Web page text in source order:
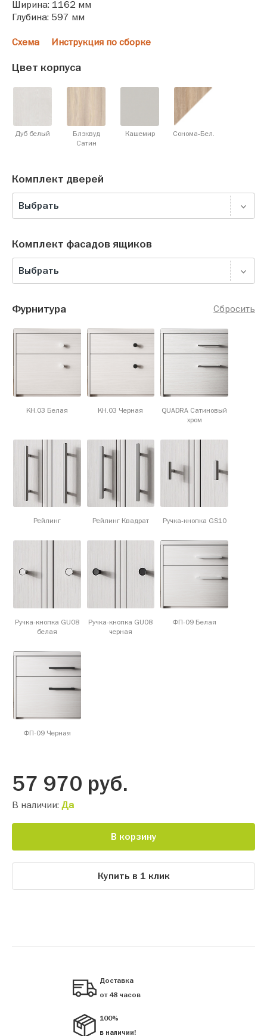
Ширина: 1162 мм
Глубина: 597 мм
Схема Инструкция по сборке
Цвет корпуса
Дуб белый
Блэквуд
Cатин
Кашемир Сонома-Бел.
Комплект дверей
Выбрать
Комплект фасадов ящиков
Выбрать
Сбросить
Фурнитура
KH.03 Белая KH.03 Черная
QUADRA Сатиновый
хром
Рейлинг Рейлинг Квадрат Ручка-кнопка GS10
Ручка-кнопка GU08
белая
Ручка-кнопка GU08
черная
ФП-09 Белая
ФП-09 Черная
57 970 руб.
В наличии: Да
В корзину
Купить в 1 клик
Доставка
от 48 часов
100%
в наличии!